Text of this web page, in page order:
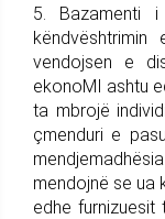
5. Bazamenti
vendojsen e
ekonoMI ashtu
ta mbrojë
çmenduri e
mendojnë se ua
edhe